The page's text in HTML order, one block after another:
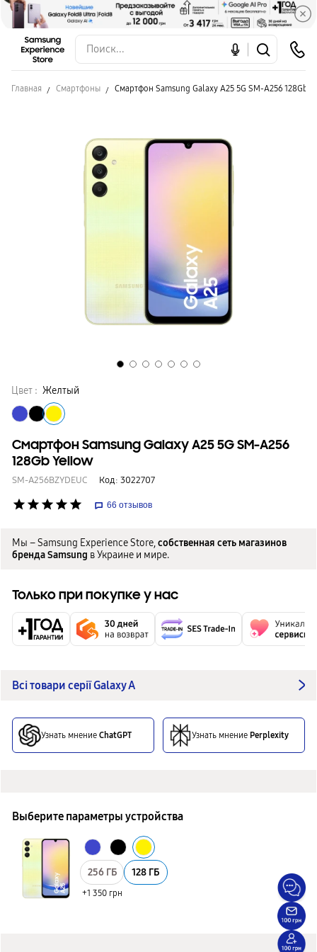
Главная Смартфоны Смартфон Samsung Galaxy A25 5G SM-A256 128Gb
Цвет : Желтый
Смартфон Samsung Galaxy A25 5G SM-A256
128Gb Yellow
SM-A256BZYDEUC Код: 3022707
star star star star star 66 отзывов
Мы – Samsung Experience Store,собственная сеть магазинов
бренда Samsung в Украине и мире.
Только при покупке у нас
Всі товари серії Galaxy A
Узнать мнение ChatGPT Узнать мнение Perplexity
Выберите параметры устройства
256 ГБ
+1 350 грн
128 ГБ